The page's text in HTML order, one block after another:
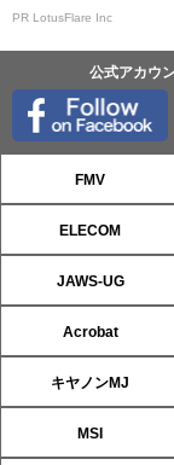
PR LotusFlare Inc
公式アカウ
FMV
ELECOM
JAWS-UG
Acrobat
キヤノンMJ
MSI